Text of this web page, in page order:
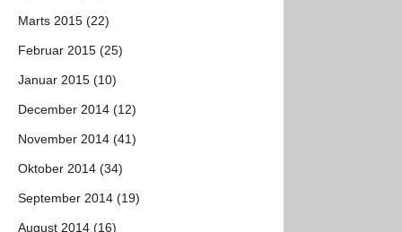
Marts 2015 (22)
Februar 2015 (25)
Januar 2015 (10)
December 2014 (12)
November 2014 (41)
Oktober 2014 (34)
September 2014 (19)
August 2014 (16)